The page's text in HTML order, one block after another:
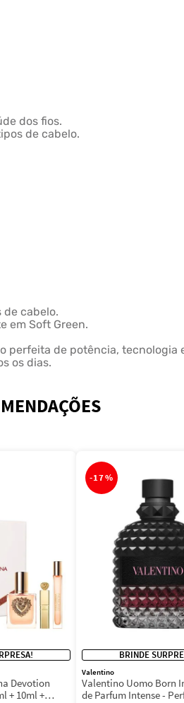
dos fios.
de cabelo.
de cabelo.
em Soft Green.
perfeita de potência,
os dias.
Devotion
+ 10ml +
-17%
BRINDE
Valentino
Valentino Uomo Born
de Parfum Intense -